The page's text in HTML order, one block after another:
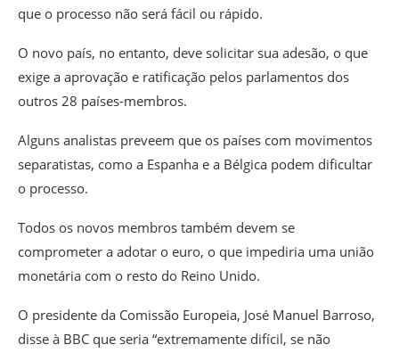
que o processo não será fácil ou rápido.
O novo país, no entanto, deve solicitar sua adesão, o que
exige a aprovação e ratificação pelos parlamentos dos
outros 28 países-membros.
Alguns analistas preveem que os países com movimentos
separatistas, como a Espanha e a Bélgica podem dificultar
o processo.
Todos os novos membros também devem se
comprometer a adotar o euro, o que impediria uma união
monetária com o resto do Reino Unido.
O presidente da Comissão Europeia, José Manuel Barroso,
disse à BBC que seria “extremamente difícil, se não